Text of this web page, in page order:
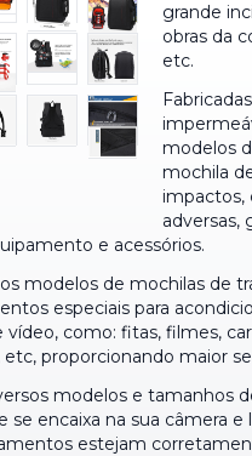
grande
obras da
etc.
modelos
mochila
impactos,
adversas,
e acessórios.
modelos de mochilas de
especiais para
como: fitas, filmes,
etc, proporcionando maior
modelos e tamanhos
se encaixa na sua câmera
estejam